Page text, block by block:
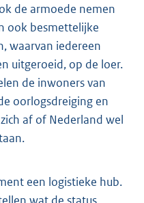
de armoede nemen
ook besmettelijke
waarvan iedereen
uitgeroeid, op de loer.
de inwoners van
oorlogsdreiging en
af of Nederland wel
een logistieke hub.